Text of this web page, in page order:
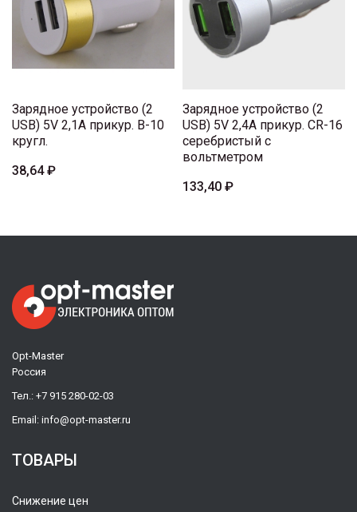
Зарядное устройство (2
USB) 5V 2,1A прикур. B-10
кругл.
38,64 ₽
Зарядное устройство (2
USB) 5V 2,4A прикур. CR-16
серебристый с
вольтметром
133,40 ₽
Opt-Master
Россия
Тел.: +7 915 280-02-03
Email: info@opt-master.ru
ТОВАРЫ
Снижение цен